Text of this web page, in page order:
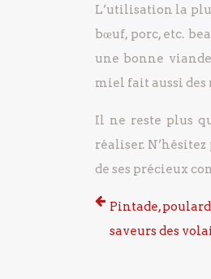
L’utilisation la
bœuf, porc, etc.
une bonne
miel fait aussi des
Il ne reste plus
réaliser.
de ses précieux
Pintade,
saveurs des